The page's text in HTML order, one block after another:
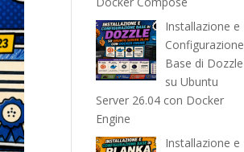
Installazione e
Configurazione
Base di Dozzle
su Ubuntu
Server 26.04 con Docker
Engine
Installazione e